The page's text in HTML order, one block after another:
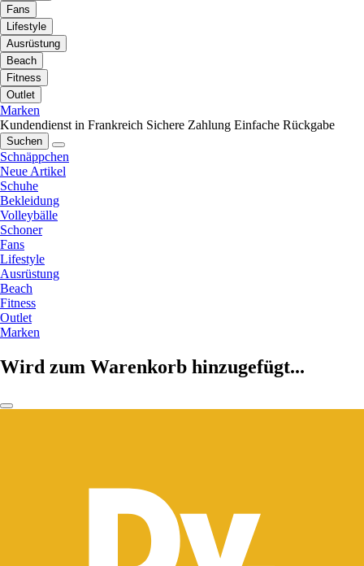
Fans
Lifestyle
Ausrüstung
Beach
Fitness
Outlet
Marken
Kundendienst in Frankreich Sichere Zahlung Einfache Rückgabe
Suchen
Schnäppchen
Neue Artikel
Schuhe
Bekleidung
Volleybälle
Schoner
Fans
Lifestyle
Ausrüstung
Beach
Fitness
Outlet
Marken
Wird zum Warenkorb hinzugefügt...